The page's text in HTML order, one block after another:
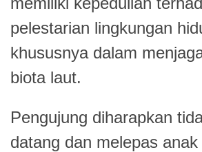
pelestarian lingkungan
khususnya dalam
biota laut.
Pengujung diharapkan
datang dan melepas